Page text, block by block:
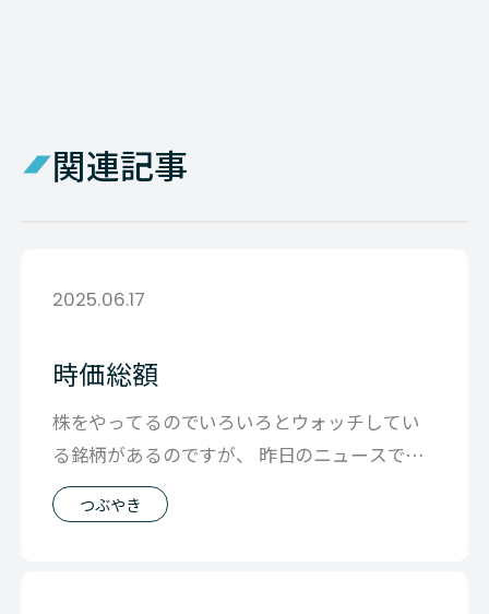
関連記事
2025.06.17
時価総額
株をやってるのでいろいろとウォッチしてい
る銘柄があるのですが、 昨日のニュースでメ
タプラネット社の時価総額が１兆円を越え
つぶやき